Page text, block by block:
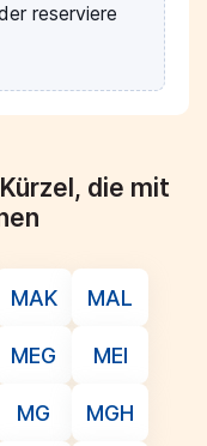
reserviere
die mit
MAK MAL
MEG MEI
MG MGH